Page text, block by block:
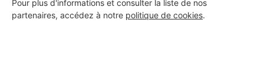
Pour plus d'informations et consulter la liste de nos
partenaires, accédez à notre politique de cookies.